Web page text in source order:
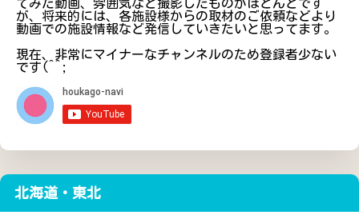
てみた動画、雰囲気など撮影したものがほとんどです
が、将来的には、各施設様からの取材のご依頼などより
動画での施設情報など発信していきたいと思ってます。
現在、非常にマイナーなチャンネルのため登録者少ない
です(^^;
北海道・東北